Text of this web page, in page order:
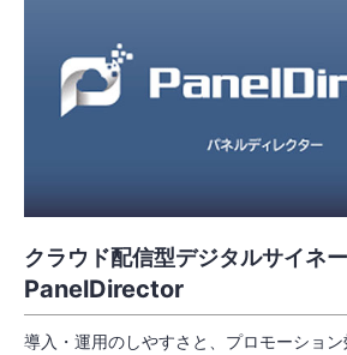
クラウド配信型デジタルサイネ
PanelDirector
導入・運用のしやすさと、プロモーショ